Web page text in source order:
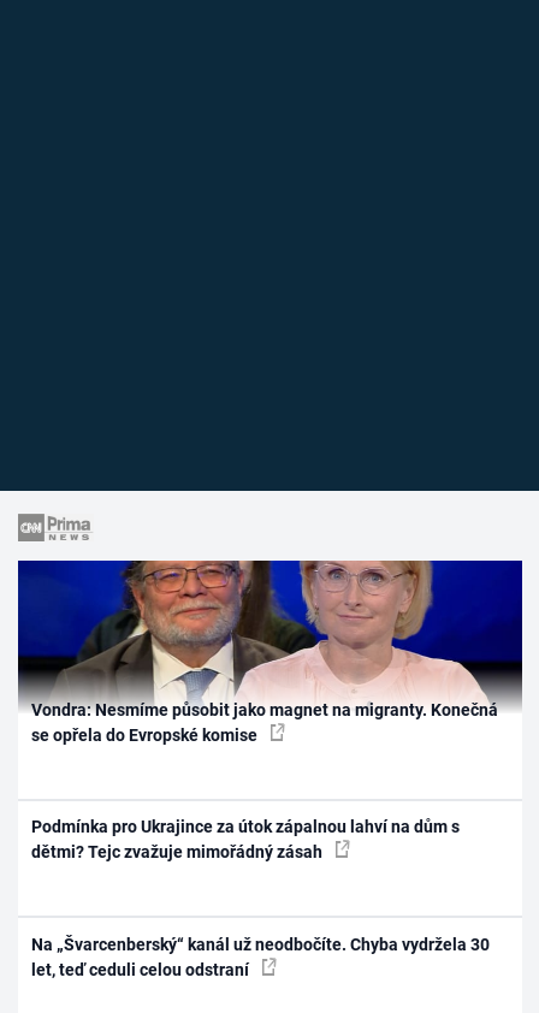
Vondra: Nesmíme působit jako magnet na migranty. Konečná
se opřela do Evropské komise
Podmínka pro Ukrajince za útok zápalnou lahví na dům s
dětmi? Tejc zvažuje mimořádný zásah
Na „Švarcenberský“ kanál už neodbočíte. Chyba vydržela 30
let, teď ceduli celou odstraní